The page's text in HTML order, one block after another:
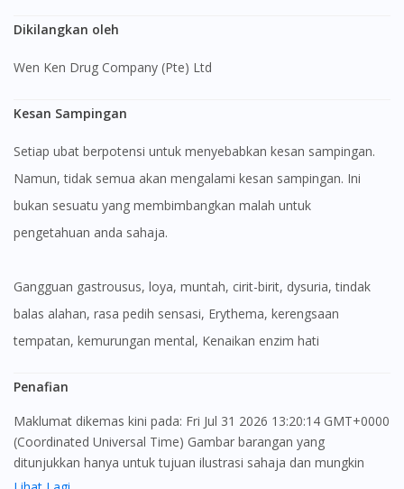
Visit DoctorOnCall Singapore
Dikilangkan oleh
Wen Ken Drug Company (Pte) Ltd
Kesan Sampingan
Setiap ubat berpotensi untuk menyebabkan kesan sampingan.
Namun, tidak semua akan mengalami kesan sampingan. Ini
bukan sesuatu yang membimbangkan malah untuk
pengetahuan anda sahaja.
gangguan gastrousus, loya, muntah, cirit-birit, dysuria, tindak
balas alahan, rasa pedih sensasi, Erythema, kerengsaan
tempatan, kemurungan mental, Kenaikan enzim hati
Penafian
Maklumat dikemas kini pada: Fri Jul 31 2026 13:20:14 GMT+0000
(Coordinated Universal Time) Gambar barangan yang
ditunjukkan hanya untuk tujuan ilustrasi sahaja dan mungkin
tidak seperti produk yang sebenar